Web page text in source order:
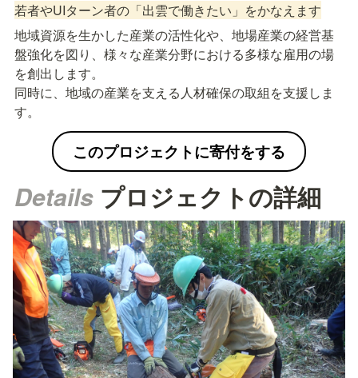
若者やUIターン者の「出雲で働きたい」をかなえます
地域資源を生かした産業の活性化や、地場産業の経営基
盤強化を図り、様々な産業分野における多様な雇用の場
を創出します。
同時に、地域の産業を支える人材確保の取組を支援しま
す。
このプロジェクトに寄付をする
Details プロジェクトの詳細